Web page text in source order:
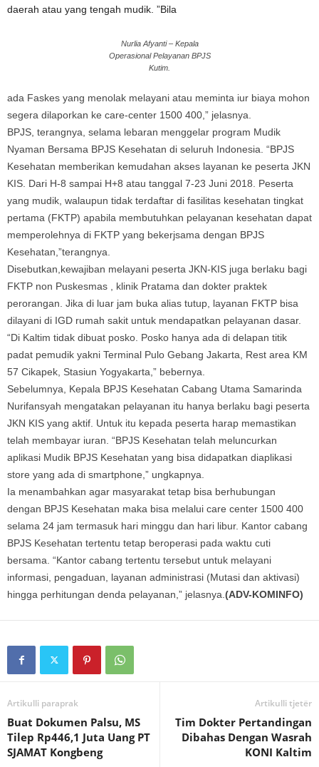
daerah atau yang tengah mudik. ”Bila
Nurlia Afyanti – Kepala
Operasional Pelayanan BPJS
Kutim.
ada Faskes yang menolak melayani atau meminta iur biaya mohon
segera dilaporkan ke care-center 1500 400,” jelasnya.
BPJS, terangnya, selama lebaran menggelar program Mudik
Nyaman Bersama BPJS Kesehatan di seluruh Indonesia. “BPJS
Kesehatan memberikan kemudahan akses layanan ke peserta JKN
KIS. Dari H-8 sampai H+8 atau tanggal 7-23 Juni 2018. Peserta
yang mudik, walaupun tidak terdaftar di fasilitas kesehatan tingkat
pertama (FKTP) apabila membutuhkan pelayanan kesehatan dapat
memperolehnya di FKTP yang bekerjsama dengan BPJS
Kesehatan,”terangnya.
Disebutkan,kewajiban melayani peserta JKN-KIS juga berlaku bagi
FKTP non Puskesmas , klinik Pratama dan dokter praktek
perorangan. Jika di luar jam buka alias tutup, layanan FKTP bisa
dilayani di IGD rumah sakit untuk mendapatkan pelayanan dasar.
“Di Kaltim tidak dibuat posko. Posko hanya ada di delapan titik
padat pemudik yakni Terminal Pulo Gebang Jakarta, Rest area KM
57 Cikapek, Stasiun Yogyakarta,” bebernya.
Sebelumnya, Kepala BPJS Kesehatan Cabang Utama Samarinda
Nurifansyah mengatakan pelayanan itu hanya berlaku bagi peserta
JKN KIS yang aktif. Untuk itu kepada peserta harap memastikan
telah membayar iuran. “BPJS Kesehatan telah meluncurkan
aplikasi Mudik BPJS Kesehatan yang bisa didapatkan diaplikasi
store yang ada di smartphone,” ungkapnya.
Ia menambahkan agar masyarakat tetap bisa berhubungan
dengan BPJS Kesehatan maka bisa melalui care center 1500 400
selama 24 jam termasuk hari minggu dan hari libur. Kantor cabang
BPJS Kesehatan tertentu tetap beroperasi pada waktu cuti
bersama. “Kantor cabang tertentu tersebut untuk melayani
informasi, pengaduan, layanan administrasi (Mutasi dan aktivasi)
hingga perhitungan denda pelayanan,” jelasnya. (ADV-KOMINFO)
Artikulli paraprak
Buat Dokumen Palsu, MS
Tilep Rp446,1 Juta Uang PT
SJAMAT Kongbeng
Artikulli tjetër
Tim Dokter Pertandingan
Dibahas Dengan Wasrah
KONI Kaltim